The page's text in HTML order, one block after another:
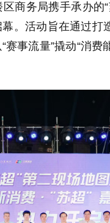
商务局携手承办的
。活动旨在通过打
事流量”撬动“消费